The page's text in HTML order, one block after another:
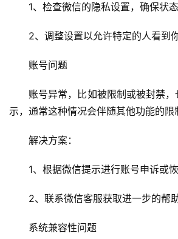
1、检查微信的隐私设置，确保状
2、调整设置以允许特定的人看到
账号问题
账号异常，比如被限制或被封禁
示，通常这种情况会伴随其他功能的限
解决方案：
1、根据微信提示进行账号申诉或恢
2、联系微信客服获取进一步的帮助
系统兼容性问题